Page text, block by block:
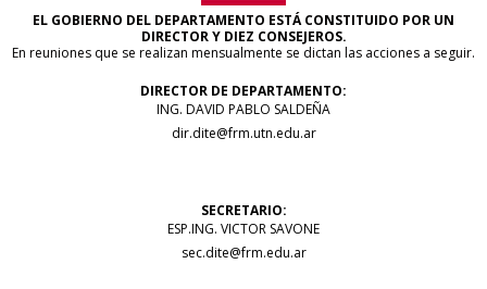
EL GOBIERNO DEL DEPARTAMENTO ESTÁ CONSTITUIDO POR UN
DIRECTOR Y DIEZ CONSEJEROS.
En reuniones que se realizan mensualmente se dictan las acciones a seguir.
DIRECTOR DE DEPARTAMENTO:
ING. DAVID PABLO SALDEÑA
dir.dite@frm.utn.edu.ar
SECRETARIO:
ESP.ING. VICTOR SAVONE
sec.dite@frm.edu.ar